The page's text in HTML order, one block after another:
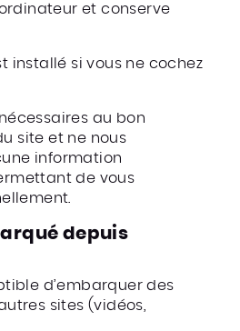
et conserve
installé si vous ne cochez
au bon
site et ne nous
information
de vous
depuis
d’embarquer des
sites (vidéos,